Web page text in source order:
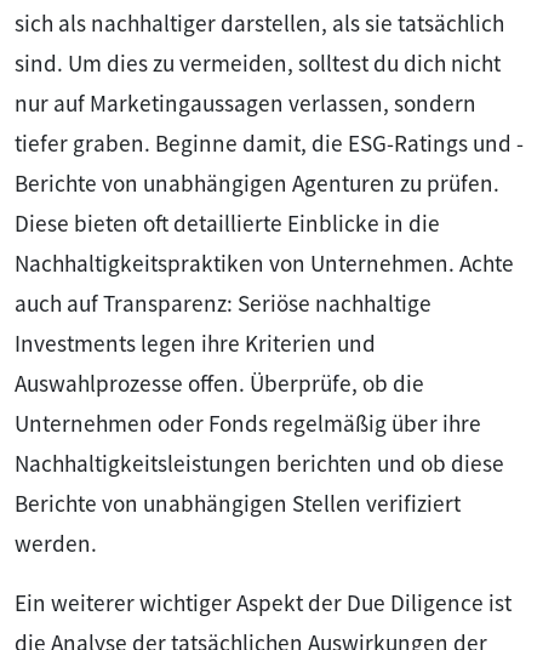
sich als nachhaltiger darstellen, als sie tatsächlich
sind. Um dies zu vermeiden, solltest du dich nicht
nur auf Marketingaussagen verlassen, sondern
tiefer graben. Beginne damit, die ESG-Ratings und -
Berichte von unabhängigen Agenturen zu prüfen.
Diese bieten oft detaillierte Einblicke in die
Nachhaltigkeitspraktiken von Unternehmen. Achte
auch auf Transparenz: Seriöse nachhaltige
Investments legen ihre Kriterien und
Auswahlprozesse offen. Überprüfe, ob die
Unternehmen oder Fonds regelmäßig über ihre
Nachhaltigkeitsleistungen berichten und ob diese
Berichte von unabhängigen Stellen verifiziert
werden.
Ein weiterer wichtiger Aspekt der Due Diligence ist
die Analyse der tatsächlichen Auswirkungen der